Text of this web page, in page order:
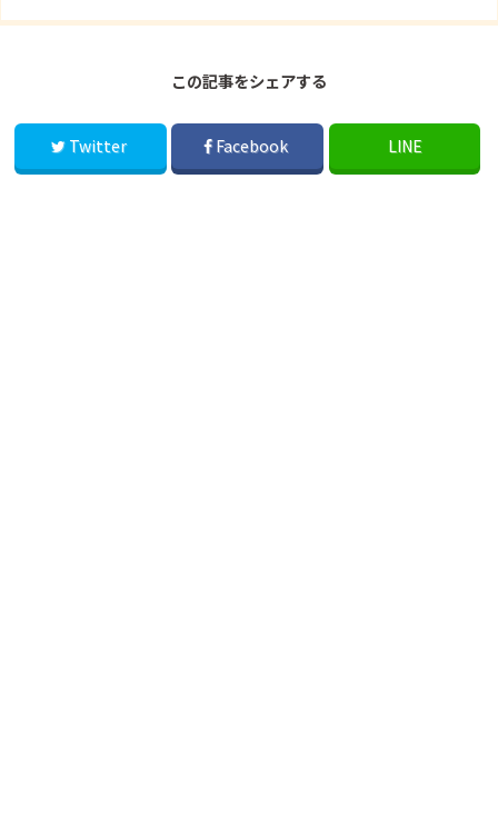
この記事をシェアする
Twitter Facebook LINE